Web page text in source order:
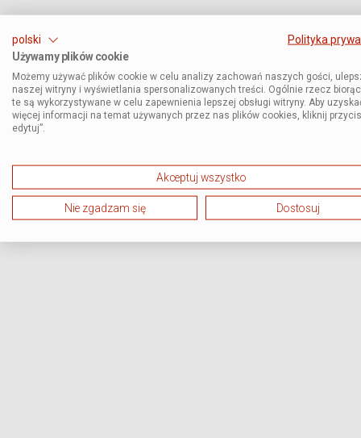
polski
Polityka
Używamy plików cookie
Możemy używać plików cookie w celu analizy zachowań naszych gości,
naszej witryny i wyświetlania spersonalizowanych treści. Ogólnie rzecz
te są wykorzystywane w celu zapewnienia lepszej obsługi witryny. Aby
więcej informacji na temat używanych przez nas plików cookies, kliknij
edytuj”.
Akceptuj wszystko
Nie zgadzam się Dostosuj